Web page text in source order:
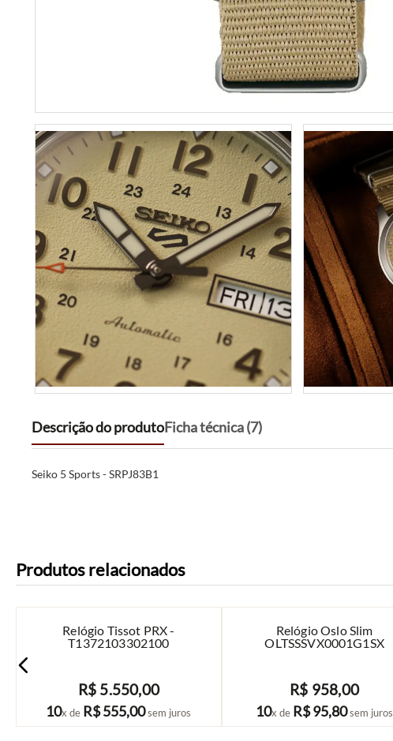
Descrição do produtoFicha técnica (7)
Seiko 5 Sports - SRPJ83B1
Produtos relacionados
Relógio Tissot PRX -
T1372103302100
R$ 5.550,00
10x de R$555,00sem juros
COMPRAR
Relógio Oslo Slim
OLTSSSVX0001G1SX
R$ 958,00
10x de R$95,80sem juros
COMPRAR